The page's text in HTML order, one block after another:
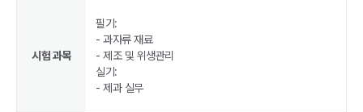
시험 과목
필기:
- 과자류 재료
- 제조 및 위생관리
실기:
- 제과 실무